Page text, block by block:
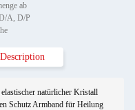
ab
A, D/P
Description
natürlicher Kristall
Schutz Armband für Heilung